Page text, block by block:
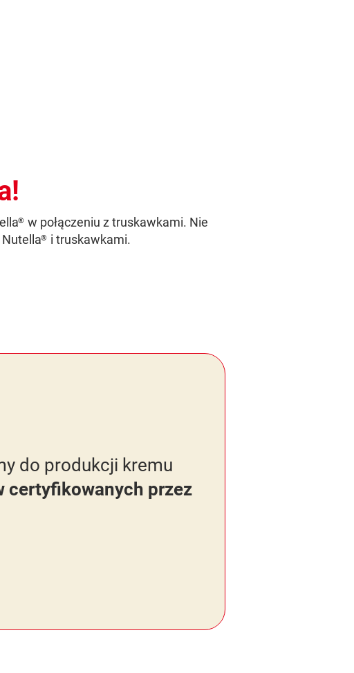
® w połączeniu z truskawkami. Nie
® i truskawkami.
do produkcji kremu
certyfikowanych przez